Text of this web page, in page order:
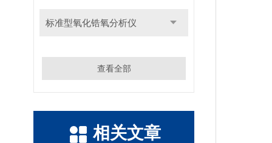
标准型氧化锆氧分析仪
查看全部
相关文章